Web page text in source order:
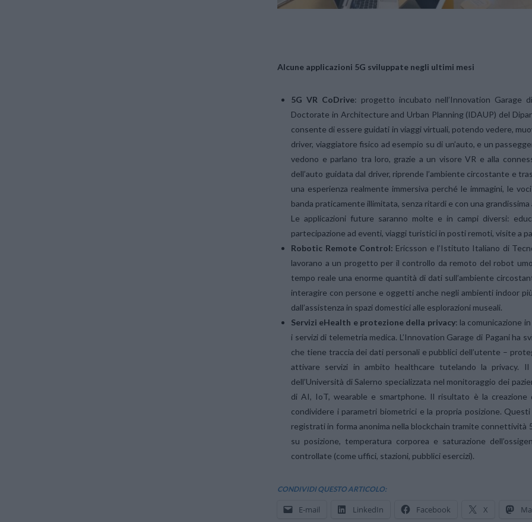
Alcune applicazioni 5G sviluppate negli ultimi mesi
5G VR CoDrive: progetto incubato nell’Innovation Garage
Doctorate in Architecture and Urban Planning (IDAUP) del
consente di essere guidati in viaggi virtuali, potendo vedere,
driver, viaggiatore fisico ad esempio su di un’auto, e un
vedono e parlano tra loro, grazie a un visore VR e alla
dell’auto guidata dal driver, riprende l’ambiente circostante e
una esperienza realmente immersiva perché le immagini, le
banda praticamente illimitata, senza ritardi e con una
Le applicazioni future saranno molte e in campi diversi:
partecipazione ad eventi, viaggi turistici in posti remoti, visite a
Robotic Remote Control: Ericsson e l’Istituto Italiano di
lavorano a un progetto per il controllo da remoto del robot
tempo reale una enorme quantità di dati sull’ambiente
interagire con persone e oggetti anche negli ambienti indoor
dall’assistenza in spazi domestici alle esplorazioni museali.
Servizi eHealth e protezione della privacy: la comunicazione
i servizi di telemetria medica. L’Innovation Garage di Pagani ha
che tiene traccia dei dati personali e pubblici dell’utente –
attivare servizi in ambito healthcare tutelando la privacy.
dell’Università di Salerno specializzata nel monitoraggio dei
di AI, IoT, wearable e smartphone. Il risultato è la
condividere i parametri biometrici e la propria posizione.
registrati in forma anonima nella blockchain tramite connettività
su posizione, temperatura corporea e saturazione
controllate (come uffici, stazioni, pubblici esercizi).
CONDIVIDI QUESTO ARTICOLO:
E-mail LinkedIn Facebook X